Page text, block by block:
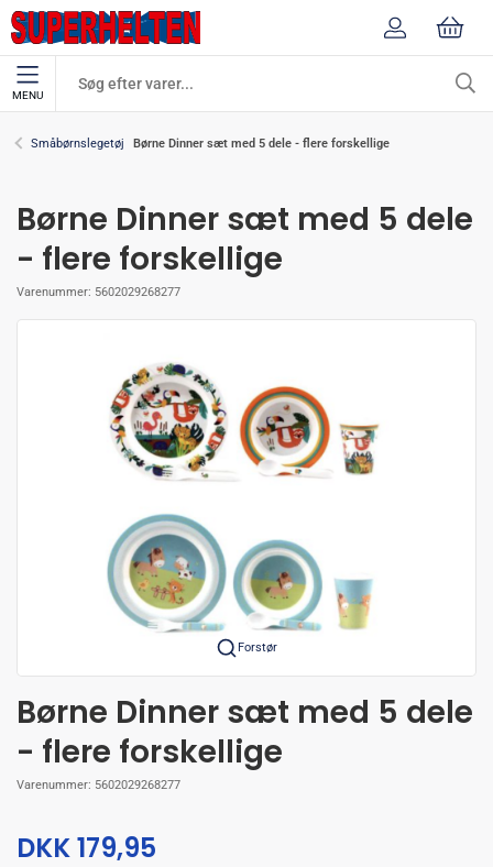
MENU
Småbørnslegetøj Børne Dinner sæt med 5 dele - flere forskellige
Børne Dinner sæt med 5 dele
- flere forskellige
Varenummer: 5602029268277
Forstør
Børne Dinner sæt med 5 dele
- flere forskellige
Varenummer: 5602029268277
DKK 179,95